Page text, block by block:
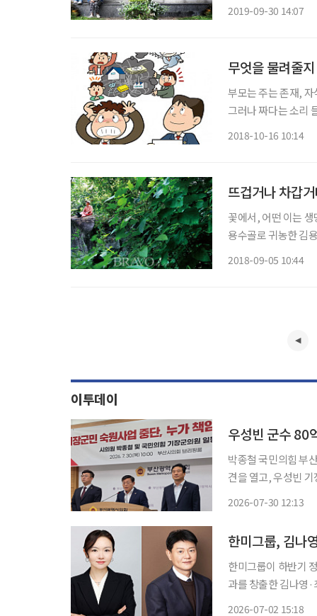
2019-09-30 14:07
무엇을 물려줄
부모는 주는 존재, 자식은 받는 존재 김미나 동년기자
그러나 짜다는 소리
2018-10-16 10:14
뜨겁거나 차갑
꽃에서, 어떤 이는
용수골로 귀농한 김
2018-09-05 10:44
이투데이
박종철 국민의힘 부
견을 열고, 우성빈 기장
2026-07-30 12:13
한미그룹이 하반기
과를 창출한 김나영·최인
2026-07-02 15:18